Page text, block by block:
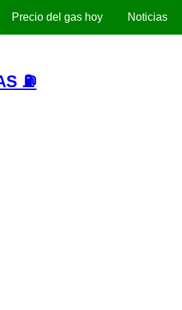
Precio del gas hoy Noticias
⛽